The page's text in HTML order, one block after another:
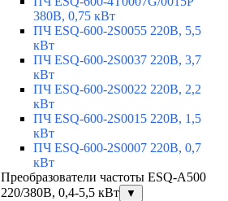
380В, 0,75 кВт
ПЧ ESQ-600-2S0055 220В, 5,5
кВт
ПЧ ESQ-600-2S0037 220В, 3,7
кВт
ПЧ ESQ-600-2S0022 220В, 2,2
кВт
ПЧ ESQ-600-2S0015 220В, 1,5
кВт
ПЧ ESQ-600-2S0007 220В, 0,7
кВт
Преобразователи частоты ESQ-A500
220/380В, 0,4-5,5 кВт
▼